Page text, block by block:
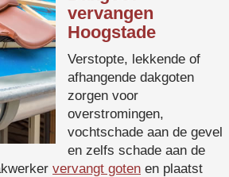
vervangen
Hoogstade
Verstopte, lekkende of
afhangende dakgoten
zorgen voor
overstromingen,
vochtschade aan de gevel
en zelfs schade aan de
vervangt goten en plaatst